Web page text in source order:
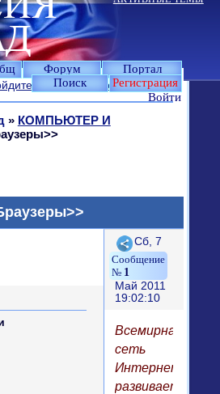
Форум
Портал
Поиск
Регистрация
Войти
илизарегистрируйтесь.
» КОМПЬЮТЕР И
Поделиться
1
Сб, 7
Май 2011
19:02:10
Всемирная
сеть
Интернет
развивается